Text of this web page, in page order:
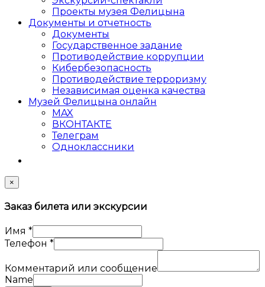
Проекты музея Фелицына
Документы и отчетность
Документы
Государственное задание
Противодействие коррупции
Кибер­безопасность
Противодействие терроризму
Независимая оценка качества
Музей Фелицына онлайн
MAX
ВКОНТАКТЕ
Телеграм
Одноклассники
×
Заказ билета или экскурсии
Имя *
Телефон *
Комментарий или сообщение
Name